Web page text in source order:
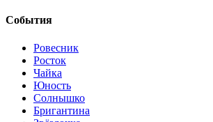
События
Ровесник
Росток
Чайка
Юность
Солнышко
Бригантина